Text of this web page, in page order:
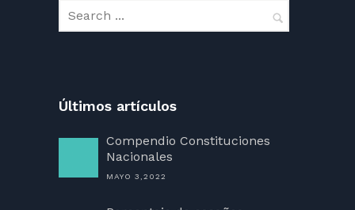
Últimos artículos
Compendio Constituciones
Nacionales
MAYO 3,2022